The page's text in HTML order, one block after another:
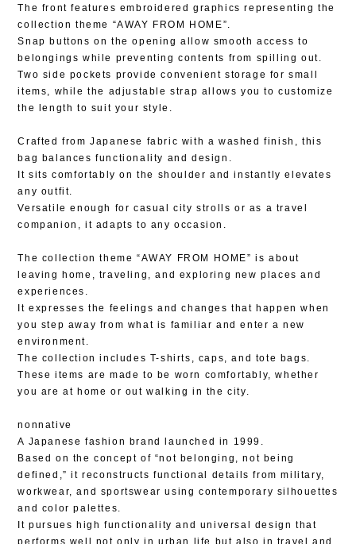
The front features embroidered graphics representing the
collection theme “AWAY FROM HOME”.
Snap buttons on the opening allow smooth access to
belongings while preventing contents from spilling out.
Two side pockets provide convenient storage for small
items, while the adjustable strap allows you to customize
the length to suit your style.
Crafted from Japanese fabric with a washed finish, this
bag balances functionality and design.
It sits comfortably on the shoulder and instantly elevates
any outfit.
Versatile enough for casual city strolls or as a travel
companion, it adapts to any occasion.
The collection theme “AWAY FROM HOME” is about
leaving home, traveling, and exploring new places and
experiences.
It expresses the feelings and changes that happen when
you step away from what is familiar and enter a new
environment.
The collection includes T-shirts, caps, and tote bags.
These items are made to be worn comfortably, whether
you are at home or out walking in the city.
nonnative
A Japanese fashion brand launched in 1999.
Based on the concept of “not belonging, not being
defined,” it reconstructs functional details from military,
workwear, and sportswear using contemporary silhouettes
and color palettes.
It pursues high functionality and universal design that
performs well not only in urban life but also in travel and